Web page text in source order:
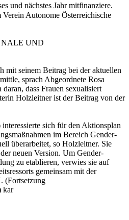
und nächstes Jahr mitfinanziere.
Autonome Österreichische
UND
mit seinem Beitrag bei der aktuellen
sprach Abgeordnete Rosa
dass Frauen sexualisiert
Holzleitner ist der Beitrag von der
sich für den Aktionsplan
im Bereich Gender-
überarbeitet, so Holzleitner. Sie
neuen Version. Um Gender-
zu etablieren, verwies sie auf
gemeinsam mit der
(Fortsetzung
kar